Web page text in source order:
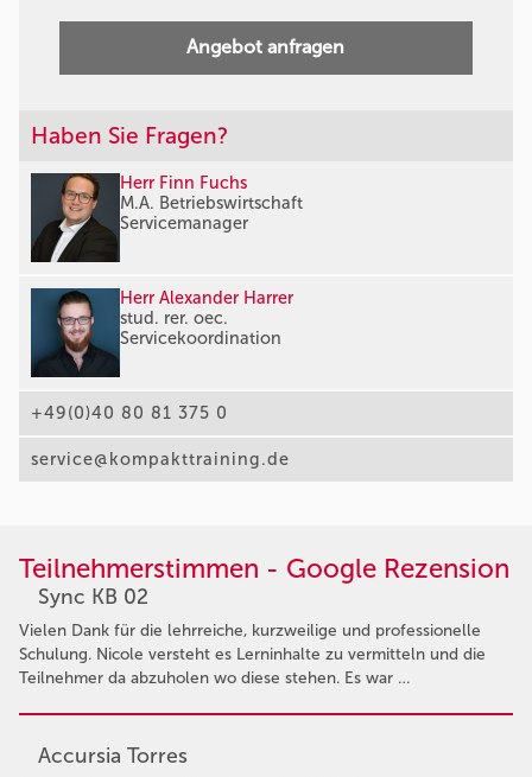
Angebot anfragen
Haben Sie Fragen?
Herr Finn Fuchs
M.A. Betriebswirtschaft
Servicemanager
Herr Alexander Harrer
stud. rer. oec.
Servicekoordination
+49(0)40 80 81 375 0
service@kompakttraining.de
Teilnehmerstimmen - Google Rezension
Sync KB 02
Vielen Dank für die lehrreiche, kurzweilige und professionelle
Schulung. Nicole versteht es Lerninhalte zu vermitteln und die
Teilnehmer da abzuholen wo diese stehen. Es war …
Accursia Torres